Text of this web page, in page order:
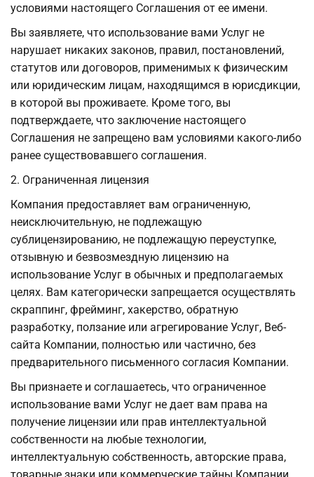
условиями настоящего Соглашения от ее имени.
Вы заявляете, что использование вами Услуг не
нарушает никаких законов, правил, постановлений,
статутов или договоров, применимых к физическим
или юридическим лицам, находящимся в юрисдикции,
в которой вы проживаете. Кроме того, вы
подтверждаете, что заключение настоящего
Соглашения не запрещено вам условиями какого-либо
ранее существовавшего соглашения.
2. Ограниченная лицензия
Компания предоставляет вам ограниченную,
неисключительную, не подлежащую
сублицензированию, не подлежащую переуступке,
отзывную и безвозмездную лицензию на
использование Услуг в обычных и предполагаемых
целях. Вам категорически запрещается осуществлять
скраппинг, фрейминг, хакерство, обратную
разработку, ползание или агрегирование Услуг, Веб-
сайта Компании, полностью или частично, без
предварительного письменного согласия Компании.
Вы признаете и соглашаетесь, что ограниченное
использование вами Услуг не дает вам права на
получение лицензии или прав интеллектуальной
собственности на любые технологии,
интеллектуальную собственность, авторские права,